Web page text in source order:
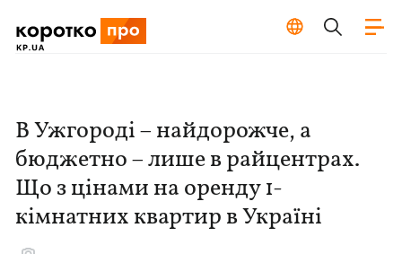
В Ужгороді – найдорожче, а
бюджетно – лише в райцентрах.
Що з цінами на оренду 1-
кімнатних квартир в Україні